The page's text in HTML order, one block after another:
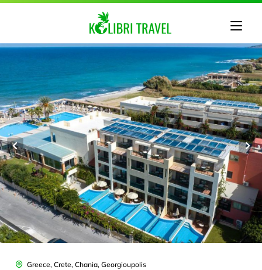
Greece, Crete, Chania, Georgioupolis